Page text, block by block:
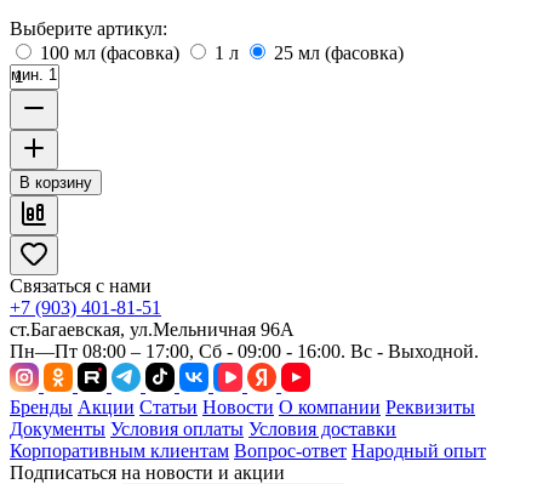
Выберите артикул:
100 мл (фасовка)
1 л 25 мл (фасовка)
мин. 1
В корзину
Связаться с нами
+7 (903) 401-81-51
ст.Багаевская, ул.Мельничная 96А
Пн—Пт 08:00 – 17:00, Сб - 09:00 - 16:00. Вс - Выходной.
Бренды Акции Статьи Новости О компании Реквизиты
Документы Условия оплаты Условия доставки
Корпоративным клиентам Вопрос-ответ Народный опыт
Подписаться на новости и акции